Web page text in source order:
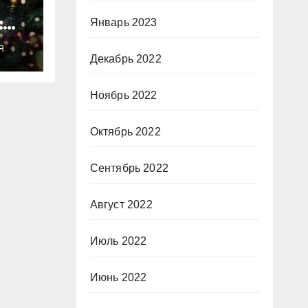
Январь 2023
Декабрь 2022
Ноябрь 2022
Октябрь 2022
Сентябрь 2022
Август 2022
Июль 2022
Июнь 2022